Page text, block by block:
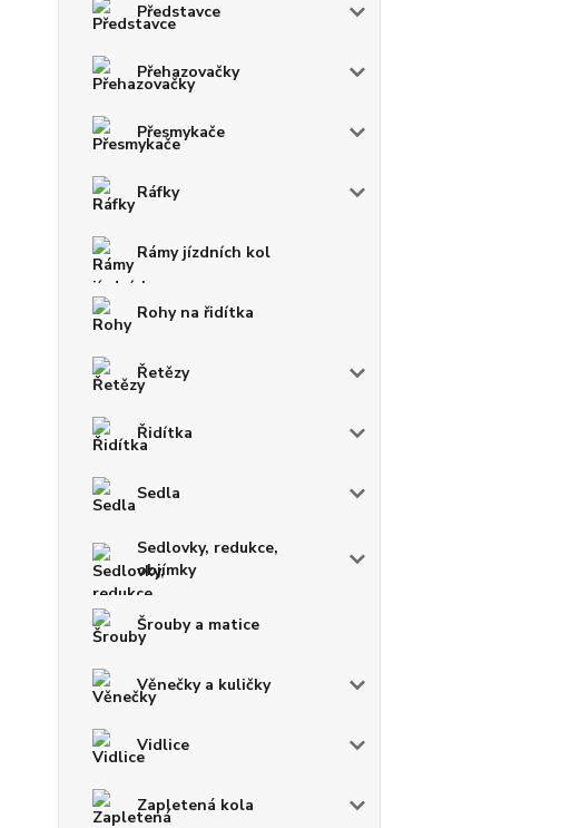
Představce
Přehazovačky
Přesmykače
Ráfky
Rámy jízdních kol
Rohy na řidítka
Řetězy
Řidítka
Sedla
Sedlovky, redukce,
objímky
Šrouby a matice
Věnečky a kuličky
Vidlice
Zapletená kola